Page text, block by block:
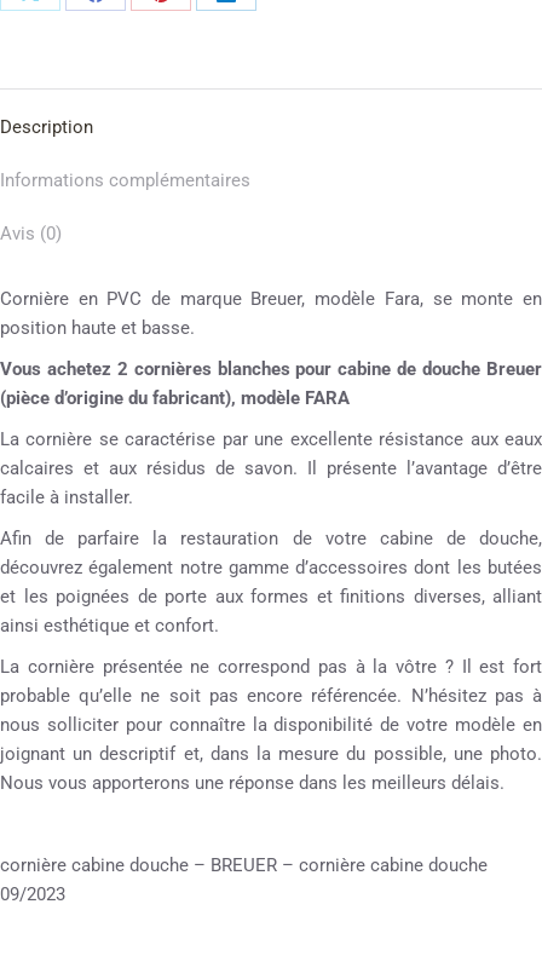
Description
Informations complémentaires
Avis (0)
Cornière en PVC de marque Breuer, modèle Fara, se monte en
position haute et basse.
Vous achetez 2 cornières blanches pour cabine de douche Breuer
(pièce d’origine du fabricant), modèle FARA
La cornière se caractérise par une excellente résistance aux eaux
calcaires et aux résidus de savon. Il présente l’avantage d’être
facile à installer.
Afin de parfaire la restauration de votre cabine de douche,
découvrez également notre gamme d’accessoires dont les butées
et les poignées de porte aux formes et finitions diverses, alliant
ainsi esthétique et confort.
La cornière présentée ne correspond pas à la vôtre ? Il est fort
probable qu’elle ne soit pas encore référencée. N’hésitez pas à
nous solliciter pour connaître la disponibilité de votre modèle en
joignant un descriptif et, dans la mesure du possible, une photo.
Nous vous apporterons une réponse dans les meilleurs délais.
cornière cabine douche – BREUER – cornière cabine douche
09/2023